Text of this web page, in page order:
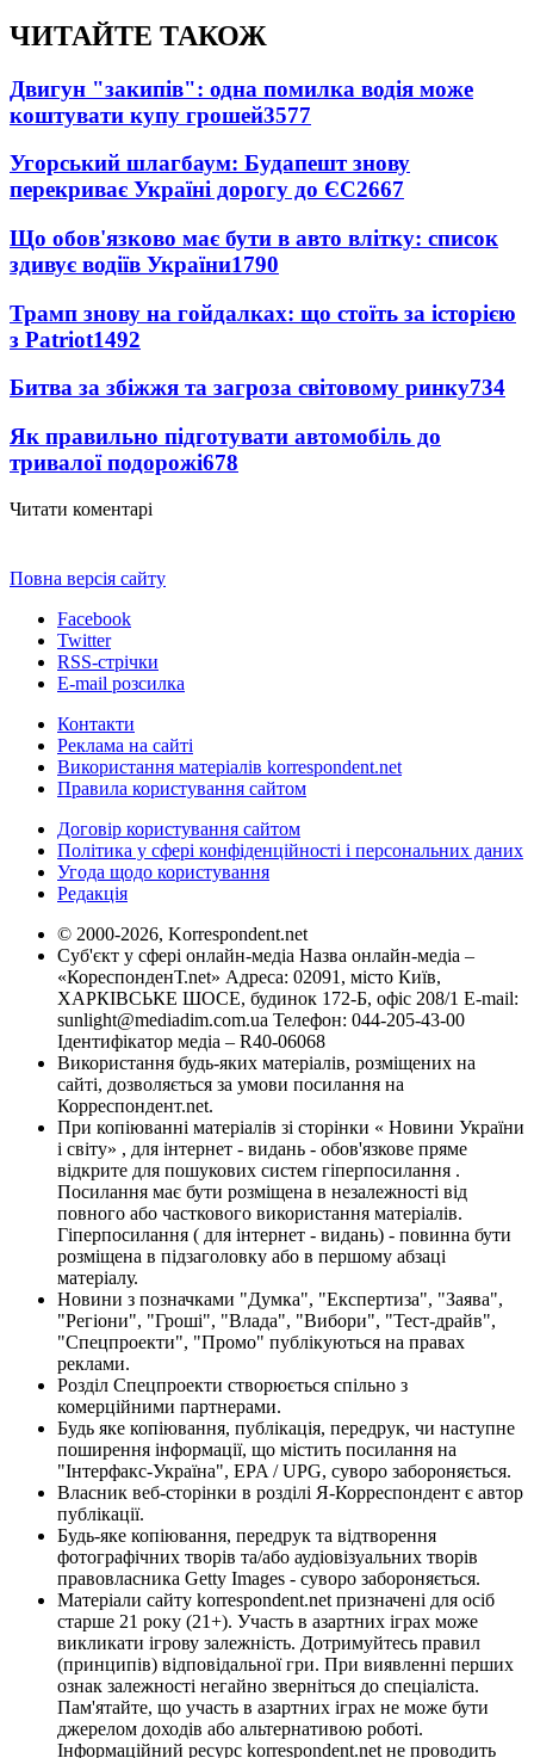
ЧИТАЙТЕ ТАКОЖ
Двигун "закипів": одна помилка водія може
коштувати купу грошей3577
Угорський шлагбаум: Будапешт знову
перекриває Україні дорогу до ЄС2667
Що обов'язково має бути в авто влітку: список
здивує водіїв України1790
Трамп знову на гойдалках: що стоїть за історією
з Patriot1492
Битва за збіжжя та загроза світовому ринку734
Як правильно підготувати автомобіль до
тривалої подорожі678
Читати коментарі
Повна версія сайту
Facebook
Twitter
RSS-стрічки
E-mail розсилка
Контакти
Реклама на сайті
Використання матеріалів korrespondent.net
Правила користування сайтом
Договір користування сайтом
Політика у сфері конфіденційності і персональних даних
Угода щодо користування
Редакція
© 2000-2026, Korrespondent.net
Суб'єкт у сфері онлайн-медіа Назва онлайн-медіа –
«КореспонденТ.net» Адреса: 02091, місто Київ,
ХАРКІВСЬКЕ ШОСЕ, будинок 172-Б, офіс 208/1 E-mail:
sunlight@mediadim.com.ua Телефон: 044-205-43-00
Ідентифікатор медіа – R40-06068
Використання будь-яких матеріалів, розміщених на
сайті, дозволяється за умови посилання на
Корреспондент.net.
При копіюванні матеріалів зі сторінки « Новини України
і світу» , для інтернет - видань - обов'язкове пряме
відкрите для пошукових систем гіперпосилання .
Посилання має бути розміщена в незалежності від
повного або часткового використання матеріалів.
Гіперпосилання ( для інтернет - видань) - повинна бути
розміщена в підзаголовку або в першому абзаці
матеріалу.
Новини з позначками "Думка", "Експертиза", "Заява",
"Регіони", "Гроші", "Влада", "Вибори", "Тест-драйв",
"Спецпроекти", "Промо" публікуються на правах
реклами.
Розділ Спецпроекти створюється спільно з
комерційними партнерами.
Будь яке копіювання, публікація, передрук, чи наступне
поширення інформації, що містить посилання на
"Інтерфакс-Україна", EPA / UPG, суворо забороняється.
Власник веб-сторінки в розділі Я-Корреспондент є автор
публікації.
Будь-яке копіювання, передрук та відтворення
фотографічних творів та/або аудіовізуальних творів
правовласника Getty Images - суворо забороняється.
Матеріали сайту korrespondent.net призначені для осіб
старше 21 року (21+). Участь в азартних іграх може
викликати ігрову залежність. Дотримуйтесь правил
(принципів) відповідальної гри. При виявленні перших
ознак залежності негайно зверніться до спеціаліста.
Пам'ятайте, що участь в азартних іграх не може бути
джерелом доходів або альтернативою роботі.
Інформаційний ресурс korrespondent.net не проводить